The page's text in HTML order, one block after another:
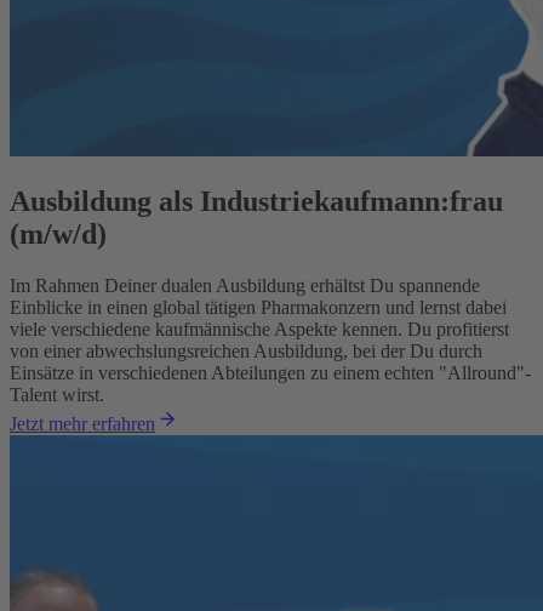
Ausbildung als Industriekaufmann:frau
(m/w/d)
Im Rahmen Deiner dualen Ausbildung erhältst Du spannende
Einblicke in einen global tätigen Pharmakonzern und lernst dabei
viele verschiedene kaufmännische Aspekte kennen. Du profitierst
von einer abwechslungsreichen Ausbildung, bei der Du durch
Einsätze in verschiedenen Abteilungen zu einem echten "Allround"-
Talent wirst.
Jetzt mehr erfahren